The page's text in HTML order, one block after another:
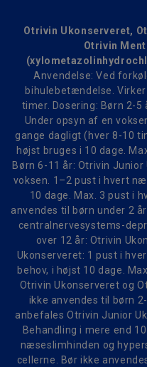
Otrivin Ukonserveret,
Otrivin
Anvendelse: Ved
bihulebetændelse.
timer. Dosering: Børn 2-
Under opsyn af en
gange dagligt (hver 8-10
højst bruges i 10 dage.
Børn 6-11 år: Otrivin
voksen. 1–2 pust i hvert
10 dage. Max. 3 pust i
anvendes til børn under 2
centralnervesystems-
over 12 år: Otrivin
Ukonserveret: 1 pust i
behov, i højst 10 dage.
Otrivin Ukonserveret og
ikke anvendes til børn
anbefales Otrivin Junior
Behandling i mere end
næseslimhinden og
cellerne. Bør ikke